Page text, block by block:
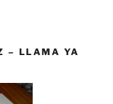
– LLAMA YA